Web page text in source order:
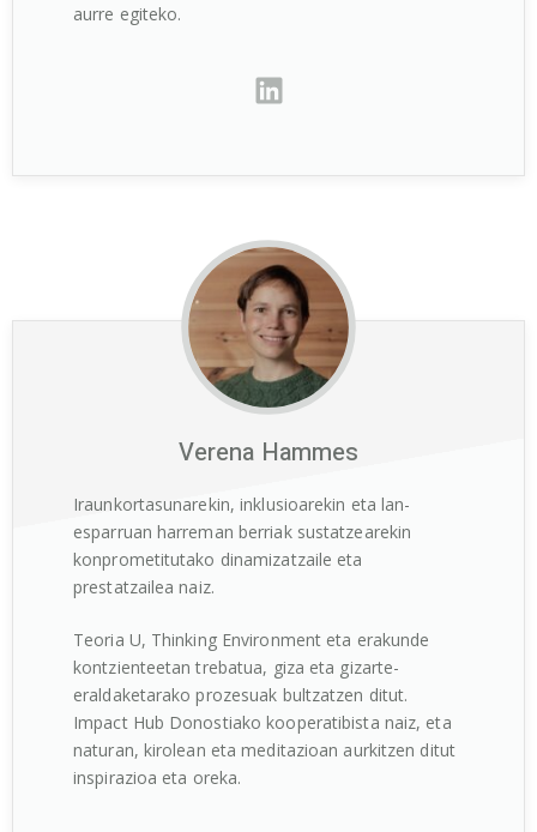
aurre egiteko.
Verena Hammes
Iraunkortasunarekin, inklusioarekin eta lan-
esparruan harreman berriak sustatzearekin
konprometitutako dinamizatzaile eta
prestatzailea naiz.
Teoria U, Thinking Environment eta erakunde
kontzienteetan trebatua, giza eta gizarte-
eraldaketarako prozesuak bultzatzen ditut.
Impact Hub Donostiako kooperatibista naiz, eta
naturan, kirolean eta meditazioan aurkitzen ditut
inspirazioa eta oreka.